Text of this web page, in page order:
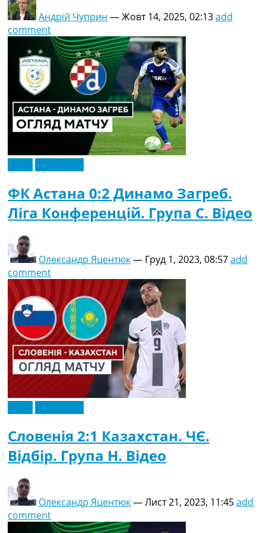
Андрій Чуприн —Жовт 14, 2025, 02:13add
comment
ФК Астана 0:2 Динамо Загреб.
Ліга Конференцій. Група C. Відео
Олександр Яцентюк— Груд 1, 2023, 08:57add
comment
Словенія 2:1 Казахстан. ЧЄ.
Відбір. Група H. Відео
Олександр Яцентюк—Лист 21, 2023, 11:45add
comment